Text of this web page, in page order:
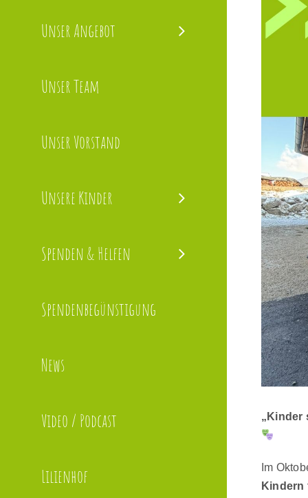
Unser Angebot
Unser Team
Unser Vorstand
Unsere Kinder
Spenden & Helfen
Spendenbegünstigung
News
Video / Podcast
Lilienhof
Bild
„Kinder
Im
Kindern